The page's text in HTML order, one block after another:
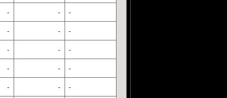
- - -
- - -
- - -
- - -
- - -